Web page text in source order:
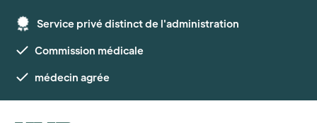
Service privé distinct de l'administration
Commission médicale
médecin agrée